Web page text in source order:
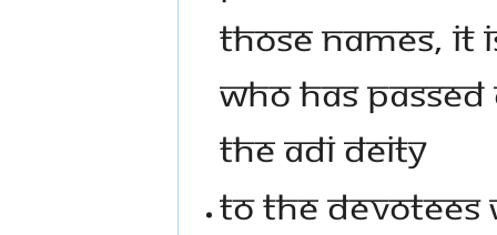
those names, it
who has
the Adi Deity
To the